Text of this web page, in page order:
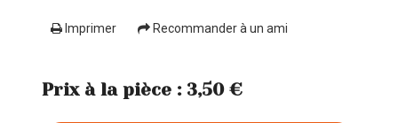
Imprimer Recommander à un ami
Prix à la pièce : 3,50 €